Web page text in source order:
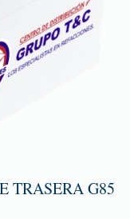
TRASERA G85